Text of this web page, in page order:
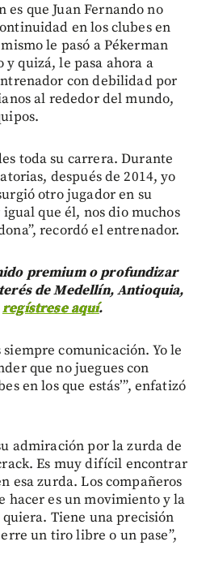
que Juan Fernando no
en los clubes en
le pasó a Pékerman
quizá, le pasa ahora a
con debilidad por
al rededor del mundo,
toda su carrera. Durante
después de 2014, yo
otro jugador en su
que él, nos dio muchos
recordó el entrenador.
premium o profundizar
de Medellín, Antioquia,
regístrese aquí.
comunicación. Yo le
que no juegues con
en los que estás’”, enfatizó
admiración por la zurda de
Es muy difícil encontrar
esa zurda. Los compañeros
hacer es un movimiento y la
Tiene una precisión
un tiro libre o un pase”,